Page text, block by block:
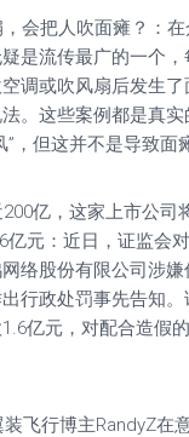
会把人吹面瘫？：在
是流传最广的一个
调或吹风扇后发生
。这些案例都是真
，但这并不是导致面
亿，这家上市公司
亿元：近日，证监会
络股份有限公司涉
行政处罚事先告知
亿元，对配合造假
飞行博主RandyZ在